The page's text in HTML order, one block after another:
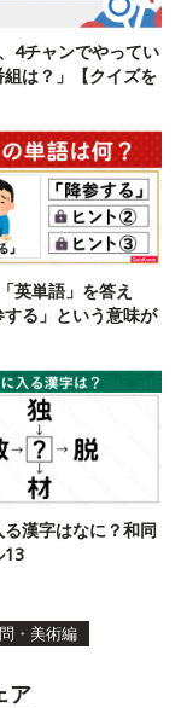
4チャンでやってい
組は？」【クイズを
英単語」を答え
する」という意味が
る漢字はなに？和同
13
・美術編
ア